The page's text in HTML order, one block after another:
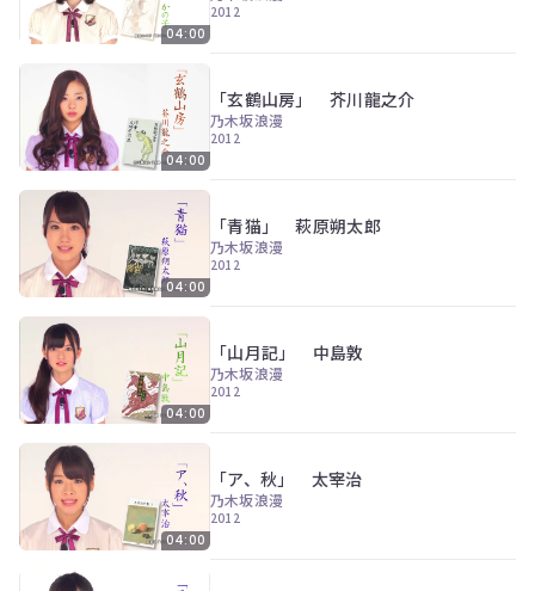
す。
今
す
員
登
録
す
04:00
2012
04:00
「玄鶴山房」 芥川龍之介
乃木坂浪漫
2012
04:00
「青猫」 萩原朔太郎
乃木坂浪漫
2012
04:00
「山月記」 中島敦
乃木坂浪漫
2012
04:00
「ア、秋」 太宰治
乃木坂浪漫
2012